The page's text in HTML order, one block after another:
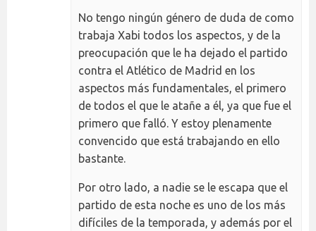
No tengo ningún género de duda de como
trabaja Xabi todos los aspectos, y de la
preocupación que le ha dejado el partido
contra el Atlético de Madrid en los
aspectos más fundamentales, el primero
de todos el que le atañe a él, ya que fue el
primero que falló. Y estoy plenamente
convencido que está trabajando en ello
bastante.
Por otro lado, a nadie se le escapa que el
partido de esta noche es uno de los más
difíciles de la temporada, y además por el